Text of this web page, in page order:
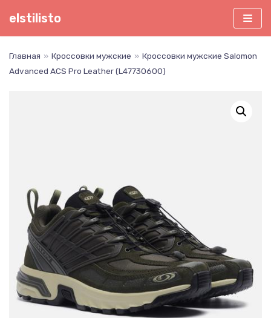
Перейти
elstilisto
Главная » Кроссовки мужские » Кроссовки мужские Salomon
Advanced ACS Pro Leather (L47730600)